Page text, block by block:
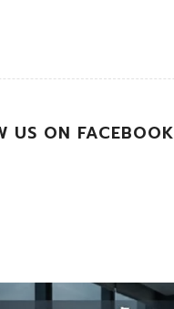
US ON FACEBOOK